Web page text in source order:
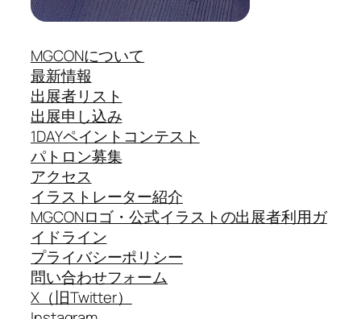
MGCONについて
最新情報
出展者リスト
出展申し込み
1DAYペイントコンテスト
パトロン募集
アクセス
イラストレーター紹介
MGCONロゴ・公式イラストの出展者利用ガ
イドライン
プライバシーポリシー
問い合わせフォーム
X（旧Twitter）